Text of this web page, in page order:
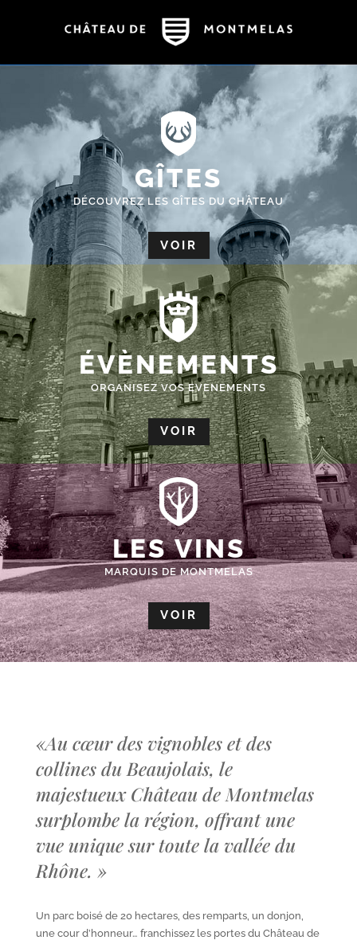
GÎTES
DÉCOUVREZ LES GÎTES DU CHÂTEAU
VOIR
ÉVÈNEMENTS
ORGANISEZ VOS EVENEMENTS
VOIR
LES VINS
MARQUIS DE MONTMELAS
VOIR
«Au cœur des vignobles et des
collines du Beaujolais, le
majestueux Château de Montmelas
surplombe la région, offrant une
vue unique sur toute la vallée du
Rhône. »
Un parc boisé de 20 hectares, des remparts, un donjon,
une cour d’honneur… franchissez les portes du Château de